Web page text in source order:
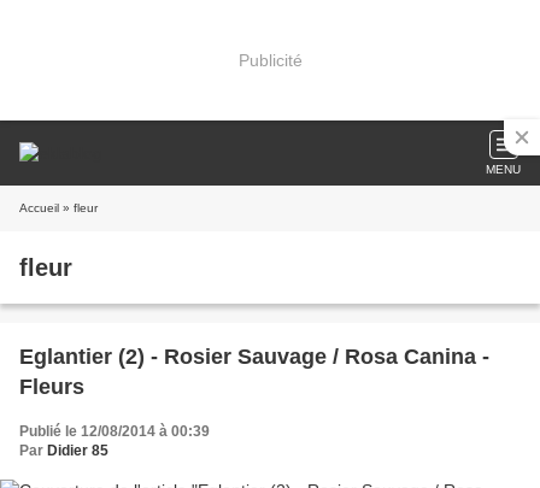
Publicité
MENU
Accueil » fleur
fleur
Eglantier (2) - Rosier Sauvage / Rosa Canina -
Fleurs
Publié le 12/08/2014 à 00:39
Par Didier 85